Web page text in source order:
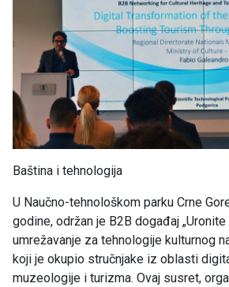
Baština i tehnologija
U Naučno-tehnološkom parku Crne
godine, održan je B2B događaj
umrežavanje za tehnologije kulturnog
koji je okupio stručnjake iz oblasti
muzeologije i turizma. Ovaj susret,